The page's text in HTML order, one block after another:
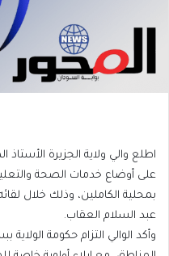
اطلع والي ولاية الجزيرة الأستاذ
على أوضاع خدمات الصحة
بمحلية الكاملين، وذلك خلال
عبد السلام العقاب.
وأكد الوالي التزام حكومة